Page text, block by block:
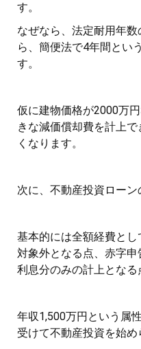
す。
なぜなら、法定耐用年
ら、簡便法で4年間とい
す。
仮に建物価格が2000万
きな減価償却費を計上
くなります。
次に、不動産投資ローン
基本的には全額経費と
対象外となる点、赤字
利息分のみの計上とな
年収1,500万円という属
受けて不動産投資を始め